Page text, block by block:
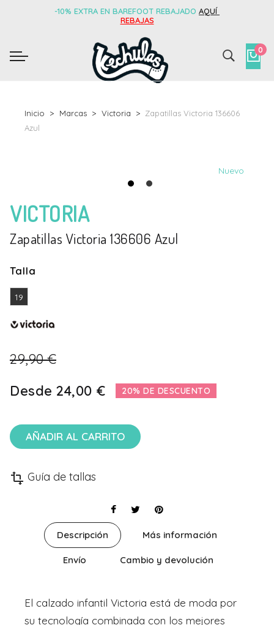
-10% EXTRA EN BAREFOOT REBAJADO AQUÍ
REBAJAS
0
Inicio Marcas Victoria
Zapatillas Victoria 136606
Azul
Nuevo
VICTORIA
Zapatillas Victoria 136606 Azul
Talla
19
29,90 €
Desde 24,00 € 20% DE DESCUENTO
AÑADIR AL CARRITO
transform Guía de tallas
Descripción Más información
Envío Cambio y devolución
El calzado infantil Victoria está de moda por
su tecnología combinada con los mejores